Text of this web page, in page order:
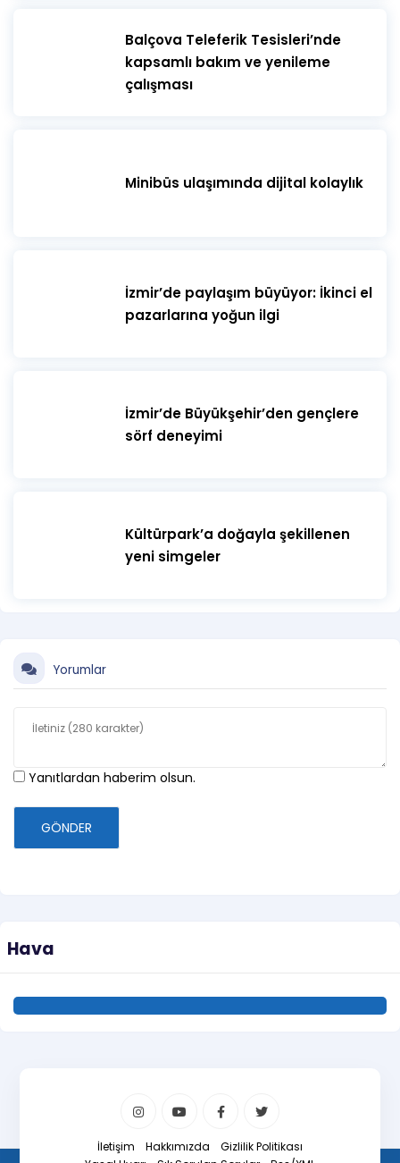
​Balçova Teleferik Tesisleri’nde
kapsamlı bakım ve yenileme
çalışması
Minibüs ulaşımında dijital kolaylık
İzmir’de paylaşım büyüyor: İkinci el
pazarlarına yoğun ilgi
İzmir’de Büyükşehir’den gençlere
sörf deneyimi
Kültürpark’a doğayla şekillenen
yeni simgeler
Yorumlar
Yanıtlardan haberim olsun.
GÖNDER
Hava
İletişim Hakkımızda
Gizlilik Politikası